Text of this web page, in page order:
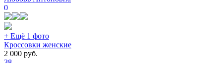
0
+ Ещё 1 фото
Кроссовки женские
2 000 руб.